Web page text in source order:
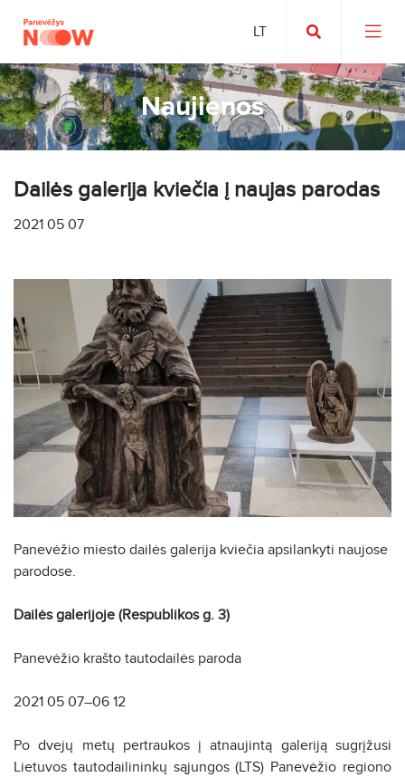
Naujienos
Dailės galerija kviečia į naujas parodas
2021 05 07
Panevėžio miesto dailės galerija kviečia apsilankyti naujose
parodose.
Dailės galerijoje (Respublikos g. 3)
Panevėžio krašto tautodailės paroda
2021 05 07–06 12
Po dvejų metų pertraukos į atnaujintą galeriją sugrįžusi
Lietuvos tautodailininkų sąjungos (LTS) Panevėžio regiono